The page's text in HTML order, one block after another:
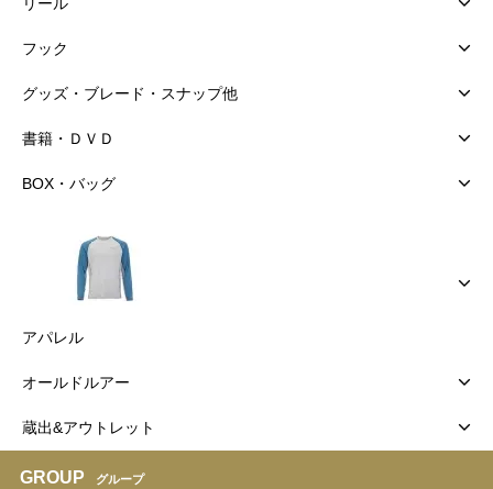
リール
フック
グッズ・ブレード・スナップ他
書籍・ＤＶＤ
BOX・バッグ
アパレル
オールドルアー
蔵出&アウトレット
GROUP グループ